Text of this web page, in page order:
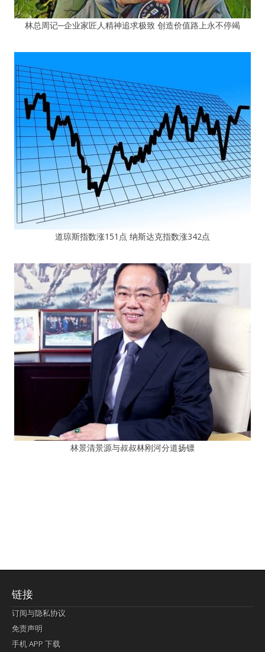
林总周记─企业家匠人精神追求极致 创造价值路上永不停竭
道琼斯指数涨151点 纳斯达克指数涨342点
林景清景源与叔叔林刚河分道扬镖
链接
订阅与隐私协议
免责声明
手机 APP 下载